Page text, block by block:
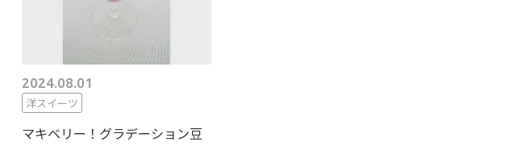
2024.08.01
洋スイーツ
マキベリー！グラデーション豆